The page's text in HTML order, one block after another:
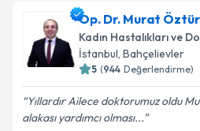
Op. Dr. Murat
Kadın Hastalıkları ve
İstanbul, Bahçelievler
5 (944 Değerlendirme)
Yıllardır Ailece doktorumuz oldu
alakası yardımcı olması...